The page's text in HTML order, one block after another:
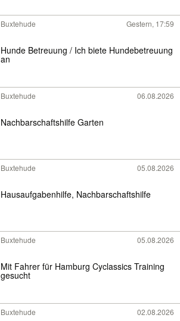
Buxtehude Gestern, 17:59
Hunde Betreuung / Ich biete Hundebetreuung
an
Buxtehude 06.08.2026
Nachbarschaftshilfe Garten
Buxtehude 05.08.2026
Hausaufgabenhilfe, Nachbarschaftshilfe
Buxtehude 05.08.2026
Mit Fahrer für Hamburg Cyclassics Training
gesucht
Buxtehude 02.08.2026